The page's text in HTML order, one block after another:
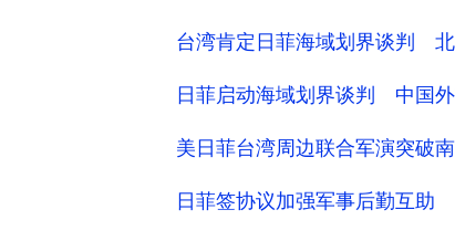
台湾肯定日菲海域划界谈判
日菲启动海域划界谈判 中国
美日菲台湾周边联合军演突破
日菲签协议加强军事后勤互助